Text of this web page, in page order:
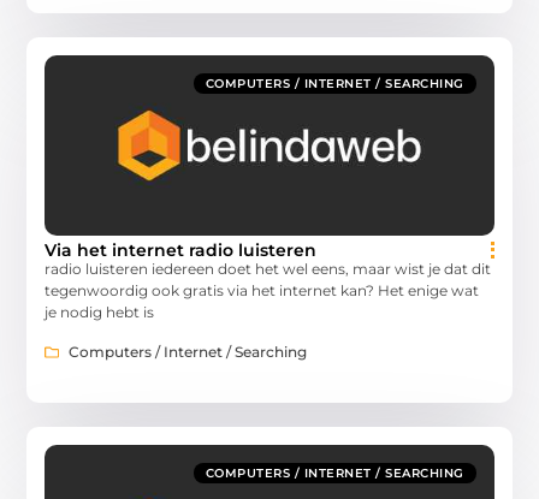
COMPUTERS / INTERNET / SEARCHING
Via het internet radio luisteren
radio luisteren iedereen doet het wel eens, maar wist je dat dit
tegenwoordig ook gratis via het internet kan? Het enige wat
je nodig hebt is
Computers / Internet / Searching
COMPUTERS / INTERNET / SEARCHING